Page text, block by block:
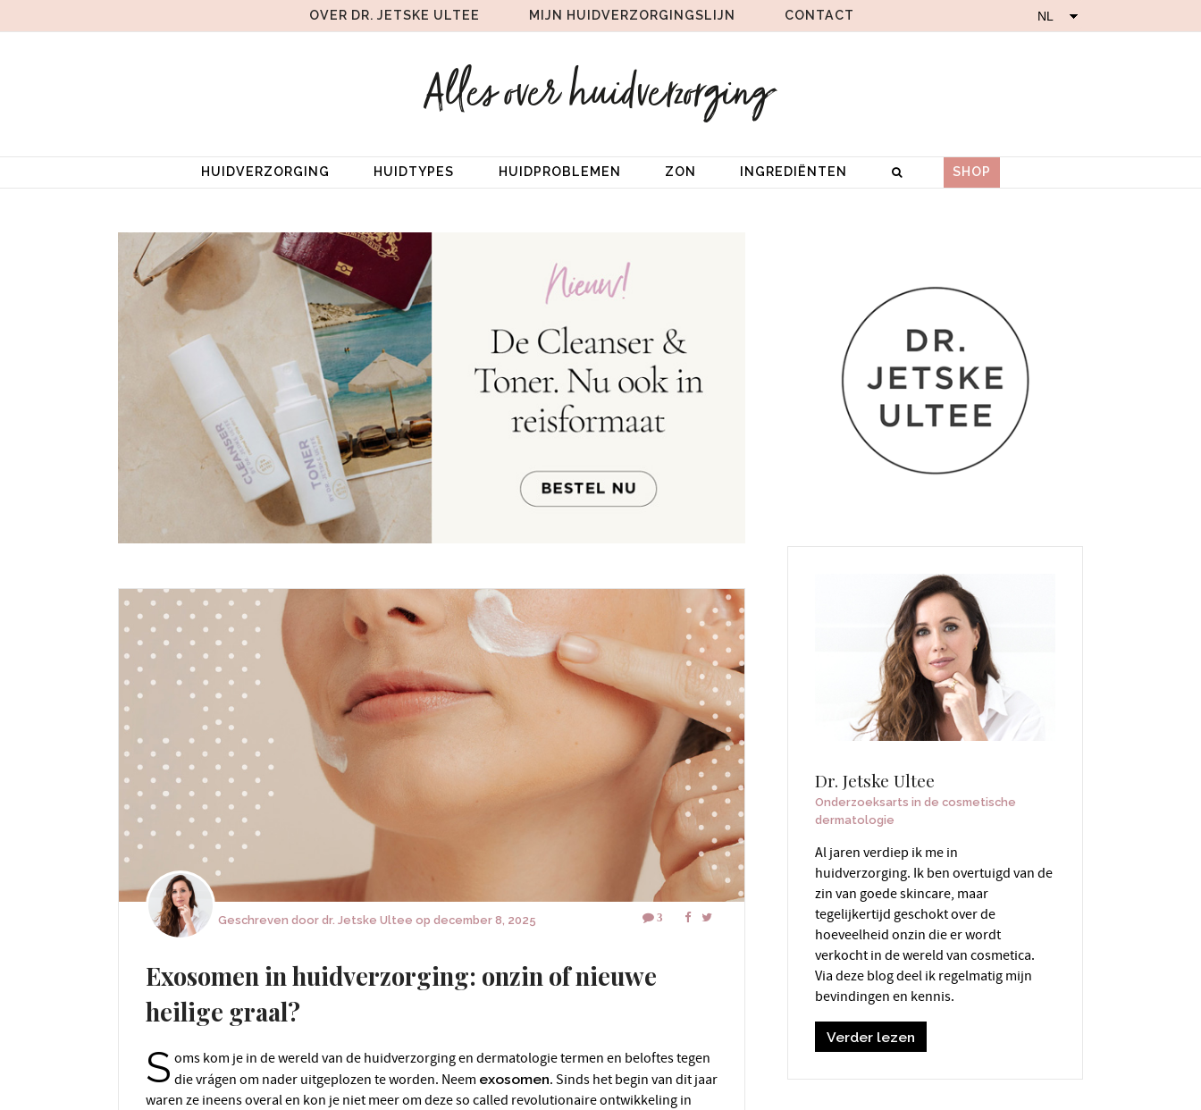
OVER DR. JETSKE ULTEE MIJN HUIDVERZORGINGSLIJN CONTACT
HUIDVERZORGING HUIDTYPES HUIDPROBLEMEN ZON INGREDIËNTEN SHOP
Geschreven door dr. Jetske Ultee op december 8, 2025 3
Exosomen in huidverzorging: onzin of nieuwe
heilige graal?
S oms kom je in de wereld van de huidverzorging en dermatologie termen en beloftes tegen
die vrágen om nader uitgeplozen te worden. Neem exosomen. Sinds het begin van dit jaar
waren ze ineens overal en kon je niet meer om deze so called revolutionaire ontwikkeling in
Dr. Jetske Ultee
Onderzoeksarts in de cosmetische
dermatologie
Al jaren verdiep ik me in
huidverzorging. Ik ben overtuigd van de
zin van goede skincare, maar
tegelijkertijd geschokt over de
hoeveelheid onzin die er wordt
verkocht in de wereld van cosmetica.
Via deze blog deel ik regelmatig mijn
bevindingen en kennis.
Verder lezen